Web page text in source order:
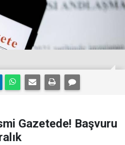
Gazetede! Başvuru